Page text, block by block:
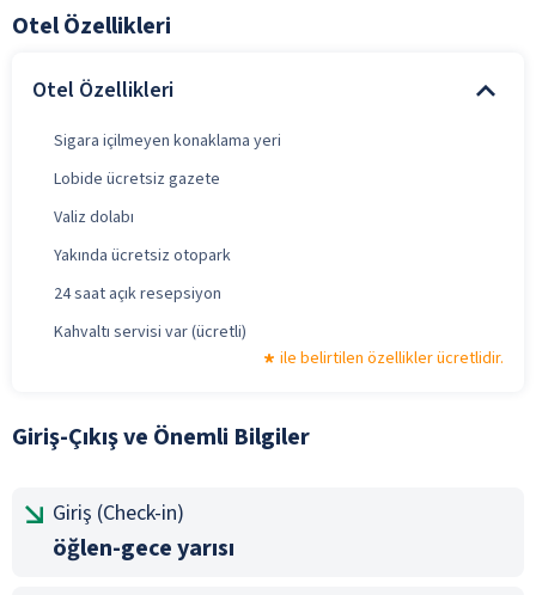
Otel Özellikleri
Otel Özellikleri
Sigara içilmeyen konaklama yeri
Lobide ücretsiz gazete
Valiz dolabı
Yakında ücretsiz otopark
24 saat açık resepsiyon
Kahvaltı servisi var (ücretli)
ile belirtilen özellikler ücretlidir.
Giriş-Çıkış ve Önemli Bilgiler
Giriş (Check-in)
öğlen-gece yarısı